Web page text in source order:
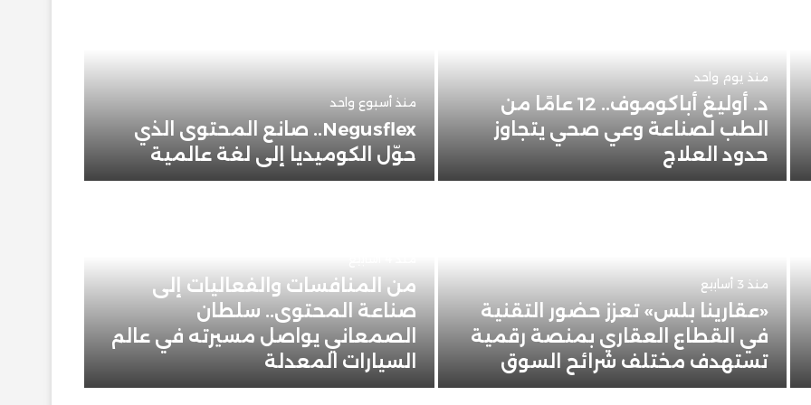
منذ يوم واحد
د. أوليغ أباكوموف.. 12 عامًا من
الطب لصناعة وعي صحي يتجاوز
حدود العلاج
منذ أسبوع واحد
Negusflex.. صانع المحتوى الذي
حوّل الكوميديا إلى لغة عالمية
منذ 3 أسابيع
«عقارينا بلس» تعزز حضور التقنية
في القطاع العقاري بمنصة رقمية
تستهدف مختلف شرائح السوق
من المنافسات والفعاليات إلى
صناعة المحتوى.. سلطان
الصمعاني يواصل مسيرته في عالم
السيارات المعدلة